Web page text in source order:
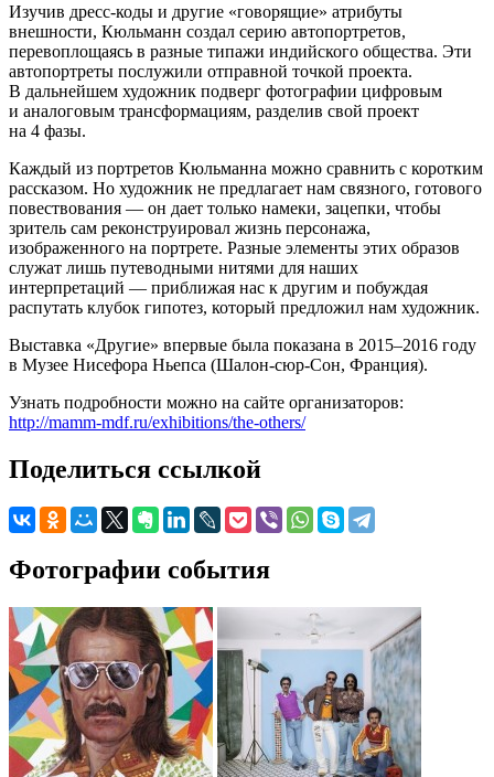
Изучив дресс-коды и другие «говорящие» атрибуты
внешности, Кюльманн создал серию автопортретов,
перевоплощаясь в разные типажи индийского общества. Эти
автопортреты послужили отправной точкой проекта.
В дальнейшем художник подверг фотографии цифровым
и аналоговым трансформациям, разделив свой проект
на 4 фазы.
Каждый из портретов Кюльманна можно сравнить с коротким
рассказом. Но художник не предлагает нам связного, готового
повествования — он дает только намеки, зацепки, чтобы
зритель сам реконструировал жизнь персонажа,
изображенного на портрете. Разные элементы этих образов
служат лишь путеводными нитями для наших
интерпретаций — приближая нас к другим и побуждая
распутать клубок гипотез, который предложил нам художник.
Выставка «Другие» впервые была показана в 2015–2016 году
в Музее Нисефора Ньепса (Шалон-сюр-Сон, Франция).
Узнать подробности можно на сайте организаторов:
http://mamm-mdf.ru/exhibitions/the-others/
Поделиться ссылкой
Фотографии события